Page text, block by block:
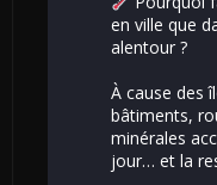
en ville que
alentour ?
À cause des
bâtiments,
minérales
jour… et la